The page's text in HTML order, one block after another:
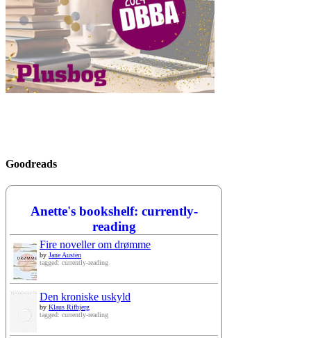
Goodreads
Anette's bookshelf: currently-
reading
Fire noveller om drømme
by Jane Austen
tagged: currently-reading
Den kroniske uskyld
by Klaus Rifbjerg
tagged: currently-reading